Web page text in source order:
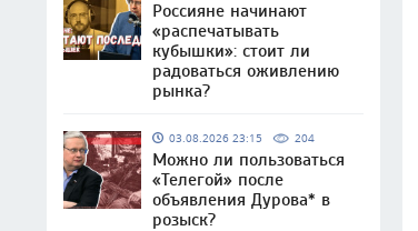
Россияне начинают
«распечатывать
кубышки»: стоит ли
радоваться оживлению
рынка?
03.08.2026 23:15 204
Можно ли пользоваться
«Телегой» после
объявления Дурова* в
розыск?